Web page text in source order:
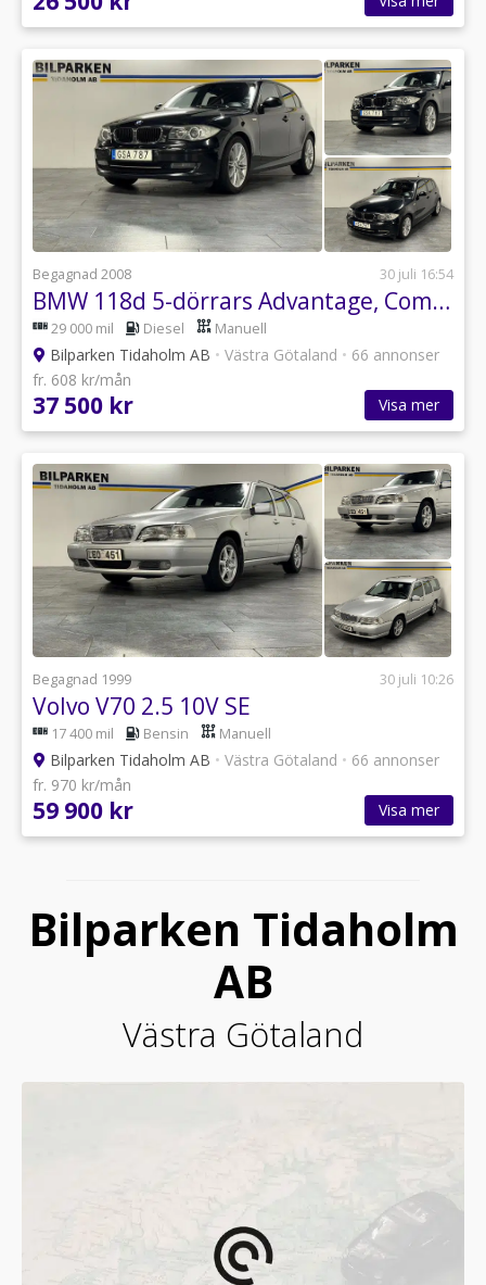
Begagnad 2008 30 juli 16:54
BMW 118d 5-dörrars Advantage, Comfort Euro 4
29 000 mil Diesel Manuell
Bilparken Tidaholm AB • Västra Götaland • 66 annonser
fr. 608 kr/mån
37 500 kr Visa mer
Begagnad 1999 30 juli 10:26
Volvo V70 2.5 10V SE
17 400 mil Bensin Manuell
Bilparken Tidaholm AB • Västra Götaland • 66 annonser
fr. 970 kr/mån
59 900 kr Visa mer
Bilparken Tidaholm
AB
Västra Götaland